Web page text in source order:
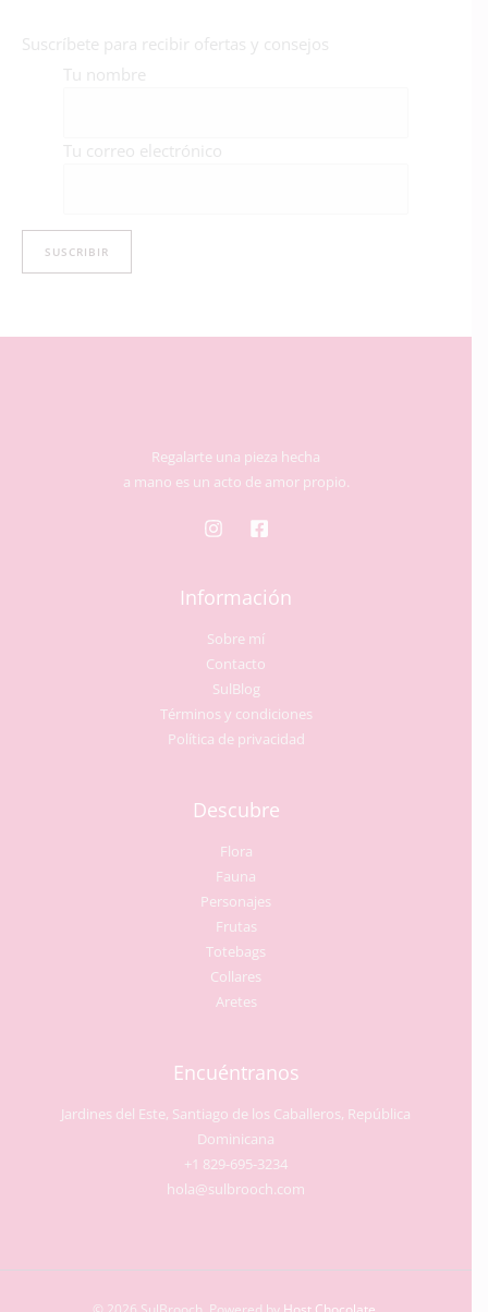
Suscríbete para recibir ofertas y consejos
Tu nombre
Tu correo electrónico
Regalarte una pieza hecha
a mano es un acto de amor propio.
Información
Sobre mí
Contacto
SulBlog
Términos y condiciones
Política de privacidad
Descubre
Flora
Fauna
Personajes
Frutas
Totebags
Collares
Aretes
Encuéntranos
Jardines del Este, Santiago de los Caballeros, República
Dominicana
+1 829-695-3234
hola@sulbrooch.com